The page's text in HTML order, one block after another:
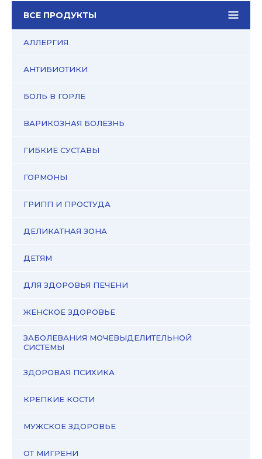
ВСЕ ПРОДУКТЫ
АЛЛЕРГИЯ
АНТИБИОТИКИ
БОЛЬ В ГОРЛЕ
ВАРИКОЗНАЯ БОЛЕЗНЬ
ГИБКИЕ СУСТАВЫ
ГОРМОНЫ
ГРИПП И ПРОСТУДА
ДЕЛИКАТНАЯ ЗОНА
ДЕТЯМ
ДЛЯ ЗДОРОВЬЯ ПЕЧЕНИ
ЖЕНСКОЕ ЗДОРОВЬЕ
ЗАБОЛЕВАНИЯ МОЧЕВЫДЕЛИТЕЛЬНОЙ
СИСТЕМЫ
ЗДОРОВАЯ ПСИХИКА
КРЕПКИЕ КОСТИ
МУЖСКОЕ ЗДОРОВЬЕ
ОТ МИГРЕНИ